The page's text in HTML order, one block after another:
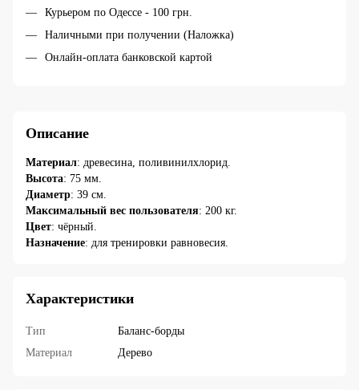
Курьером по Одессе - 100 грн.
Наличными при получении (Наложка)
Онлайн-оплата банковской картой
Описание
Материал: древесина, поливинилхлорид.
Высота: 75 мм.
Диаметр: 39 см.
Максимальный вес пользователя: 200 кг.
Цвет: чёрный.
Назначение: для тренировки равновесия.
Характеристики
Тип
Баланс-борды
Материал
Дерево